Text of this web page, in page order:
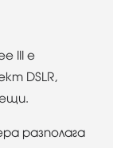
III е
DSLR,
разполага